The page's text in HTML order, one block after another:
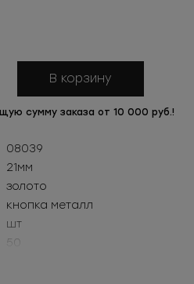
В корзину
сумму заказа от 10 000 руб.!
08039
21мм
золото
кнопка металл
шт
50